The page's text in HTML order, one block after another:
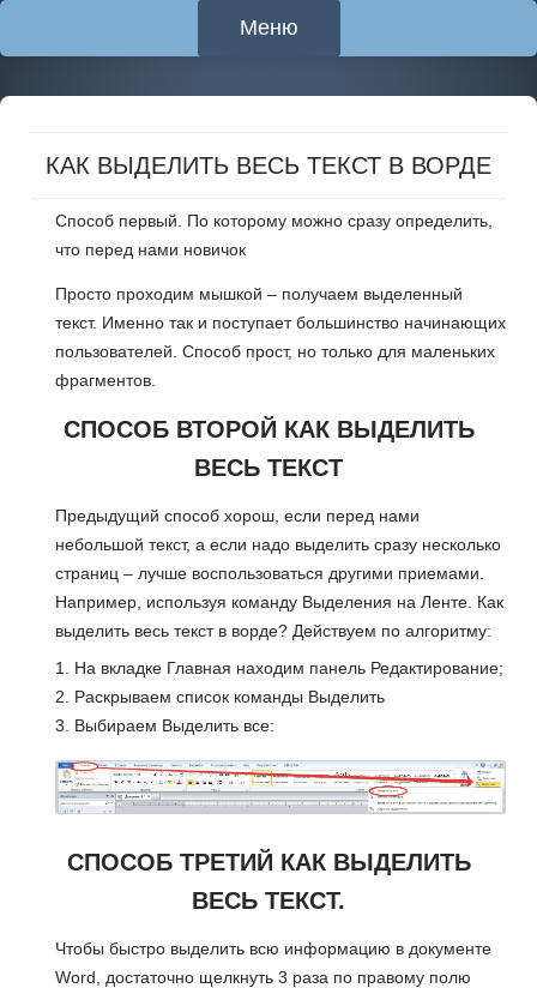
Меню
к
КАК ВЫДЕЛИТЬ ВЕСЬ ТЕКСТ В ВОРДЕ
Способ первый. По которому можно сразу определить,
что перед нами новичок
Просто проходим мышкой – получаем выделенный
текст. Именно так и поступает большинство начинающих
пользователей. Способ прост, но только для маленьких
фрагментов.
СПОСОБ ВТОРОЙ КАК ВЫДЕЛИТЬ
ВЕСЬ ТЕКСТ
Предыдущий способ хорош, если перед нами
небольшой текст, а если надо выделить сразу несколько
страниц – лучше воспользоваться другими приемами.
Например, используя команду Выделения на Ленте. Как
выделить весь текст в ворде? Действуем по алгоритму:
На вкладке Главная находим панель Редактирование;
Раскрываем список команды Выделить
Выбираем Выделить все:
СПОСОБ ТРЕТИЙ КАК ВЫДЕЛИТЬ
ВЕСЬ ТЕКСТ.
Чтобы быстро выделить всю информацию в документе
Word, достаточно щелкнуть 3 раза по правому полю